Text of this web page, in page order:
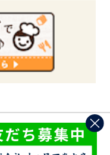
会社概要
工場直売所
お問い合わせ